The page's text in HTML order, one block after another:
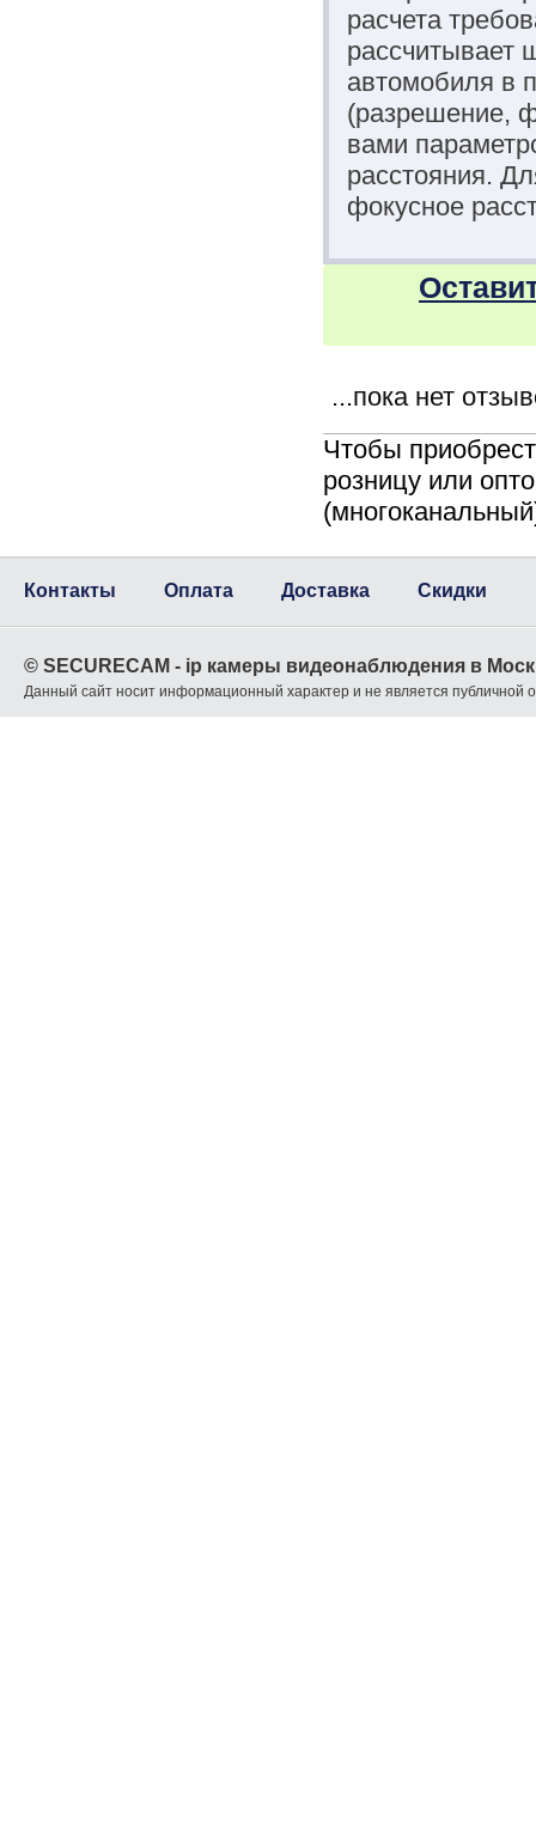
расчета
рассчитывает
автомобиля в
(разрешение,
вами
расстояния.
фокусное
...пока нет
Чтобы
розницу или
Контакты Оплата Доставка Скидки
© SECURECAM - ip камеры видеонаблюдения в
Данный сайт носит информационный характер и не является публичной